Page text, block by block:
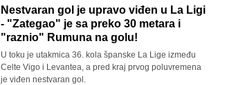
Nestvaran gol je upravo viđen u La Ligi
- "Zategao" je sa preko 30 metara i
"raznio" Rumuna na golu!
U toku je utakmica 36. kola španske La Lige između
Celte Vigo i Levantea, a pred kraj prvog poluvremena
je viđen nestvaran gol.